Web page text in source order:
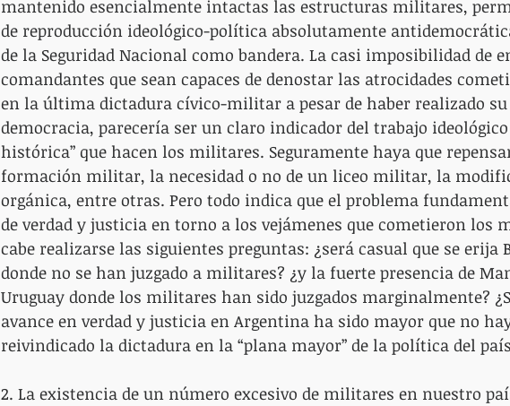
mantenido esencialmente intactas las estructuras militares,
de reproducción ideológico-política absolutamente
de la Seguridad Nacional como bandera. La casi imposibilidad de
comandantes que sean capaces de denostar las atrocidades
en la última dictadura cívico-militar a pesar de haber realizado
democracia, parecería ser un claro indicador del trabajo
histórica” que hacen los militares. Seguramente haya que
formación militar, la necesidad o no de un liceo militar, la
orgánica, entre otras. Pero todo indica que el problema
de verdad y justicia en torno a los vejámenes que cometieron los
cabe realizarse las siguientes preguntas: ¿será casual que se erija
donde no se han juzgado a militares? ¿y la fuerte presencia de
Uruguay donde los militares han sido juzgados marginalmente?
avance en verdad y justicia en Argentina ha sido mayor que no
reivindicado la dictadura en la “plana mayor” de la política del
2. La existencia de un número excesivo de militares en nuestro